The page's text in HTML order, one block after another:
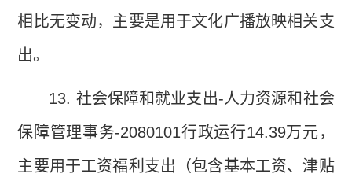
相比无变动，主要是用于文化广播放映相关支
出。
13. 社会保障和就业支出-人力资源和社会
保障管理事务-2080101行政运行14.39万元，
主要用于工资福利支出（包含基本工资、津贴